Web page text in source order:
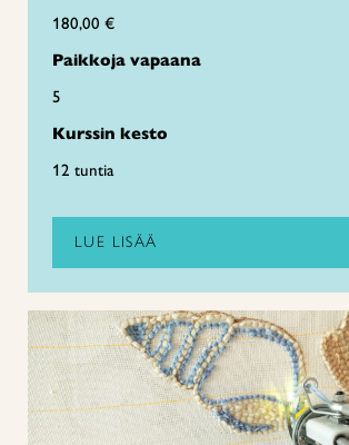
180,00 €
Paikkoja vapaana
5
Kurssin kesto
12 tuntia
LUE LISÄÄ